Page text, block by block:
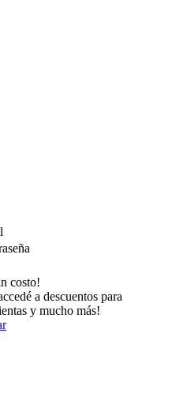
costo!
a descuentos para
y mucho más!